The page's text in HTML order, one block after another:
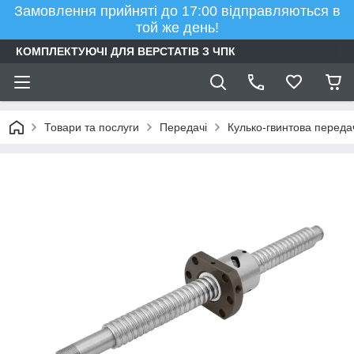
Замовлення прийняті до 17:00 відправляються в
той же день!
КОМПЛЕКТУЮЧІ ДЛЯ ВЕРСТАТІВ З ЧПК
Товари та послуги Передачі Кулько-гвинтова